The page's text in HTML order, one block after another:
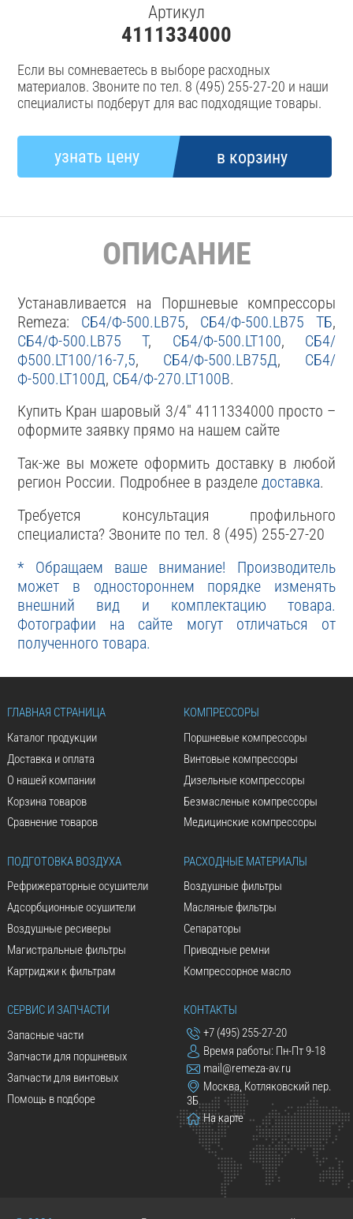
Артикул
4111334000
Если вы сомневаетесь в выборе расходных
материалов. Звоните по тел. 8 (495) 255-27-20 и наши
специалисты подберут для вас подходящие товары.
ОПИСАНИЕ
Устанавливается на Поршневые компрессоры
Remeza: СБ4/Ф-500.LB75, СБ4/Ф-500.LB75 ТБ,
СБ4/Ф-500.LB75 Т, СБ4/Ф-500.LT100, СБ4/
Ф500.LT100/16-7,5, СБ4/Ф-500.LB75Д, СБ4/
Ф-500.LT100Д, СБ4/Ф-270.LT100В.
Купить Кран шаровый 3/4" 4111334000 просто –
оформите заявку прямо на нашем сайте
Так-же вы можете оформить доставку в любой
регион России. Подробнее в разделедоставка.
Требуется консультация профильного
специалиста? Звоните по тел. 8 (495) 255-27-20
* Обращаем ваше внимание! Производитель
может в одностороннем порядке изменять
внешний вид и комплектацию товара.
Фотографии на сайте могут отличаться от
полученного товара.
ГЛАВНАЯ СТРАНИЦА
Каталог продукции
Доставка и оплата
О нашей компании
Корзина товаров
Сравнение товаров
КОМПРЕССОРЫ
Поршневые компрессоры
Винтовые компрессоры
Дизельные компрессоры
Безмасленые компрессоры
Медицинские компрессоры
ПОДГОТОВКА ВОЗДУХА
Рефрижераторные осушители
Адсорбционные осушители
Воздушные ресиверы
Магистральные фильтры
Картриджи к фильтрам
РАСХОДНЫЕ МАТЕРИАЛЫ
Воздушные фильтры
Масляные фильтры
Сепараторы
Приводные ремни
Компрессорное масло
СЕРВИС И ЗАПЧАСТИ
Запасные части
Запчасти для поршневых
Запчасти для винтовых
Помощь в подборе
КОНТАКТЫ
+7 (495) 255-27-20
Время работы: Пн-Пт 9-18
mail@remeza-av.ru
Москва, Котляковский пер.
3Б
На карте